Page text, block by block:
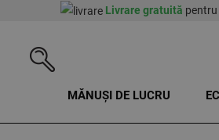
Livrare gratuită pentru
MĂNUȘI DE LUCRU